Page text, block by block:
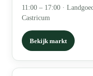
11:00 – 17:00 ·
Castricum
Bekijk markt